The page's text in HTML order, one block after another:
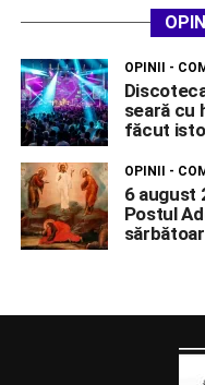
OPINII -
seară cu
făcut
OPINII -
6 august
Postul